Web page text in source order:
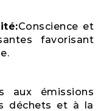
Conscience et
favorisant
aux émissions
déchets et à la